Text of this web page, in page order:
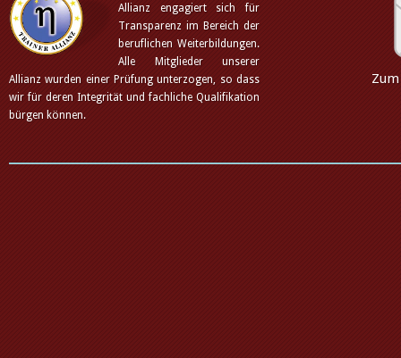
Allianz engagiert sich für
Transparenz im Bereich der
beruflichen Weiterbildungen.
Alle Mitglieder unserer
Allianz wurden einer Prüfung unterzogen, so dass
wir für deren Integrität und fachliche Qualifikation
bürgen können.